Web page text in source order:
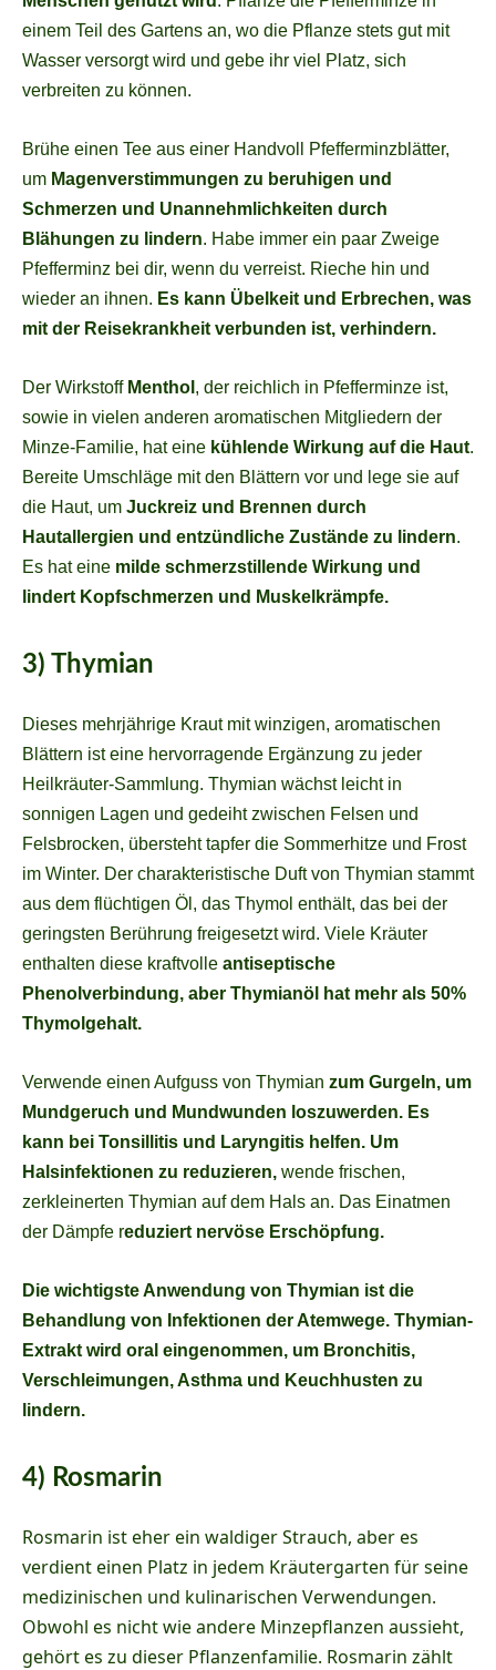
einem Teil des Gartens an, wo die Pflanze stets gut mit
Wasser versorgt wird und gebe ihr viel Platz, sich
verbreiten zu können.
Brühe einen Tee aus einer Handvoll Pfefferminzblätter,
um Magenverstimmungen zu beruhigen und
Schmerzen und Unannehmlichkeiten durch
Blähungen zu lindern. Habe immer ein paar Zweige
Pfefferminz bei dir, wenn du verreist. Rieche hin und
wieder an ihnen. Es kann Übelkeit und Erbrechen, was
mit der Reisekrankheit verbunden ist, verhindern.
Der Wirkstoff Menthol , der reichlich in Pfefferminze ist,
sowie in vielen anderen aromatischen Mitgliedern der
Minze-Familie, hat eine kühlende Wirkung auf die Haut.
Bereite Umschläge mit den Blättern vor und lege sie auf
die Haut, um Juckreiz und Brennen durch
Hautallergien und entzündliche Zustände zu lindern.
Es hat eine milde schmerzstillende Wirkung und
lindert Kopfschmerzen und Muskelkrämpfe.
3) Thymian
Dieses mehrjährige Kraut mit winzigen, aromatischen
Blättern ist eine hervorragende Ergänzung zu jeder
Heilkräuter-Sammlung. Thymian wächst leicht in
sonnigen Lagen und gedeiht zwischen Felsen und
Felsbrocken, übersteht tapfer die Sommerhitze und Frost
im Winter. Der charakteristische Duft von Thymian stammt
aus dem flüchtigen Öl, das Thymol enthält, das bei der
geringsten Berührung freigesetzt wird. Viele Kräuter
enthalten diese kraftvolle antiseptische
Phenolverbindung, aber Thymianöl hat mehr als 50%
Thymolgehalt.
Verwende einen Aufguss von Thymian zum Gurgeln, um
Mundgeruch und Mundwunden loszuwerden. Es
kann bei Tonsillitis und Laryngitis helfen. Um
Halsinfektionen zu reduzieren, wende frischen,
zerkleinerten Thymian auf dem Hals an. Das Einatmen
der Dämpfe reduziert nervöse Erschöpfung.
Die wichtigste Anwendung von Thymian ist die
Behandlung von Infektionen der Atemwege. Thymian-
Extrakt wird oral eingenommen, um Bronchitis,
Verschleimungen, Asthma und Keuchhusten zu
lindern.
4) Rosmarin
Rosmarin ist eher ein waldiger Strauch, aber es
verdient einen Platz in jedem Kräutergarten für seine
medizinischen und kulinarischen Verwendungen.
Obwohl es nicht wie andere Minzepflanzen aussieht,
gehört es zu dieser Pflanzenfamilie. Rosmarin zählt